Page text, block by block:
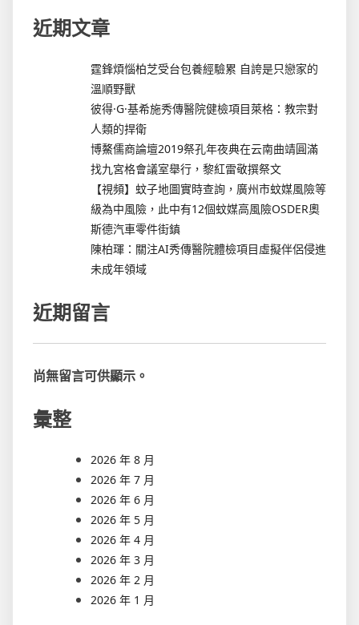
近期文章
霆鋒煩惱柏芝受台包養經驗累 自誇是只戀家的
溫順野獸
彼得·G·基希施秀傳醫院健檢項目萊格：教宗對
人類的捍衛
博鰲儒商論壇2019祭孔年夜典在云南曲靖圓滿
找九宮格會議室舉行，黎紅雷敬撰祭文
【視頻】蚊子地圖實時查詢，廣州市蚊媒風險等
級為中風險，此中有12個蚊媒高風險OSDER奧
斯德汽車零件街鎮
陳柏琿：關注AI秀傳醫院體檢項目虛擬伴侶侵進
未成年領域
近期留言
尚無留言可供顯示。
彙整
2026 年 8 月
2026 年 7 月
2026 年 6 月
2026 年 5 月
2026 年 4 月
2026 年 3 月
2026 年 2 月
2026 年 1 月